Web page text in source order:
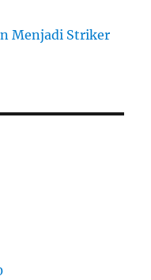
Menjadi Striker